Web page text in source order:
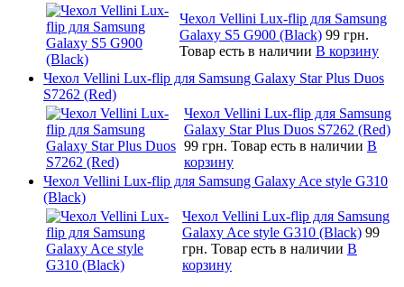
Чехол Vellini Lux-flip для Samsung
Galaxy S5 G900 (Black) 99 грн.
Товар есть в наличии В корзину
Чехол Vellini Lux-flip для Samsung Galaxy Star Plus Duos
S7262 (Red)
Чехол Vellini Lux-flip для Samsung
Galaxy Star Plus Duos S7262 (Red)
99 грн. Товар есть в наличии В
корзину
Чехол Vellini Lux-flip для Samsung Galaxy Ace style G310
(Black)
Чехол Vellini Lux-flip для Samsung
Galaxy Ace style G310 (Black) 99
грн. Товар есть в наличии В
корзину